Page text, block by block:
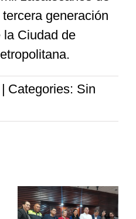
generación
la Ciudad de
| Categories: Sin